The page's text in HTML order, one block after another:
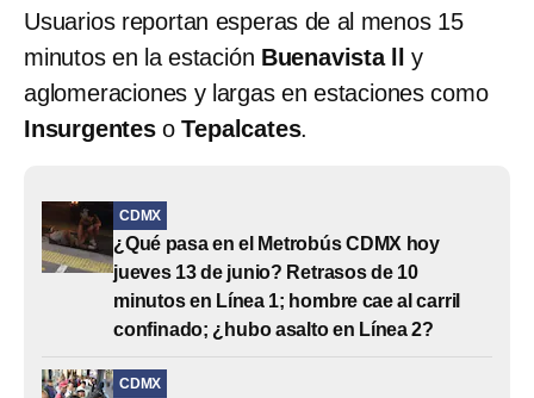
Usuarios reportan esperas de al menos 15
minutos en la estación Buenavista lly
aglomeraciones y largas en estaciones como
InsurgentesoTepalcates.
CDMX
¿Qué pasa en el Metrobús CDMX hoy
jueves 13 de junio? Retrasos de 10
minutos en Línea 1; hombre cae al carril
confinado; ¿hubo asalto en Línea 2?
CDMX